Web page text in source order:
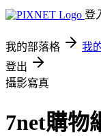
登
我的部落格 我
登出
攝影寫真
7net購物